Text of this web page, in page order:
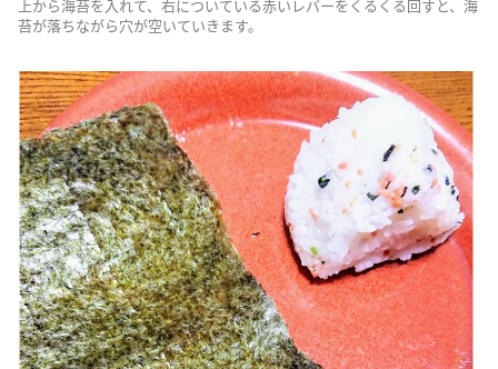
上から海苔を入れて、右についている赤いレバーをくるくる回すと、海
苔が落ちながら穴が空いていきます。